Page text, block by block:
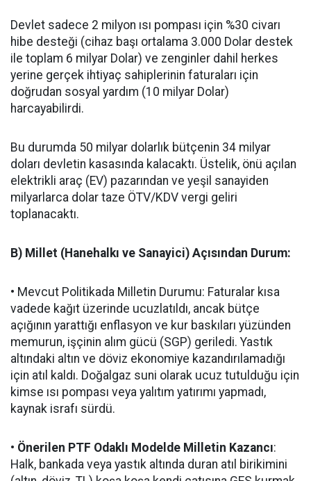
Devlet sadece 2 milyon ısı pompası için %30 civarı
hibe desteği (cihaz başı ortalama 3.000 Dolar destek
ile toplam 6 milyar Dolar) ve zenginler dahil herkes
yerine gerçek ihtiyaç sahiplerinin faturaları için
doğrudan sosyal yardım (10 milyar Dolar)
harcayabilirdi.
Bu durumda 50 milyar dolarlık bütçenin 34 milyar
doları devletin kasasında kalacaktı. Üstelik, önü açılan
elektrikli araç (EV) pazarından ve yeşil sanayiden
milyarlarca dolar taze ÖTV/KDV vergi geliri
toplanacaktı.
B) Millet (Hanehalkı ve Sanayici) Açısından Durum:
• Mevcut Politikada Milletin Durumu: Faturalar kısa
vadede kağıt üzerinde ucuzlatıldı, ancak bütçe
açığının yarattığı enflasyon ve kur baskıları yüzünden
memurun, işçinin alım gücü (SGP) geriledi. Yastık
altındaki altın ve döviz ekonomiye kazandırılamadığı
için atıl kaldı. Doğalgaz suni olarak ucuz tutulduğu için
kimse ısı pompası veya yalıtım yatırımı yapmadı,
kaynak israfı sürdü.
• Önerilen PTF Odaklı Modelde Milletin Kazancı:
Halk, bankada veya yastık altında duran atıl birikimini